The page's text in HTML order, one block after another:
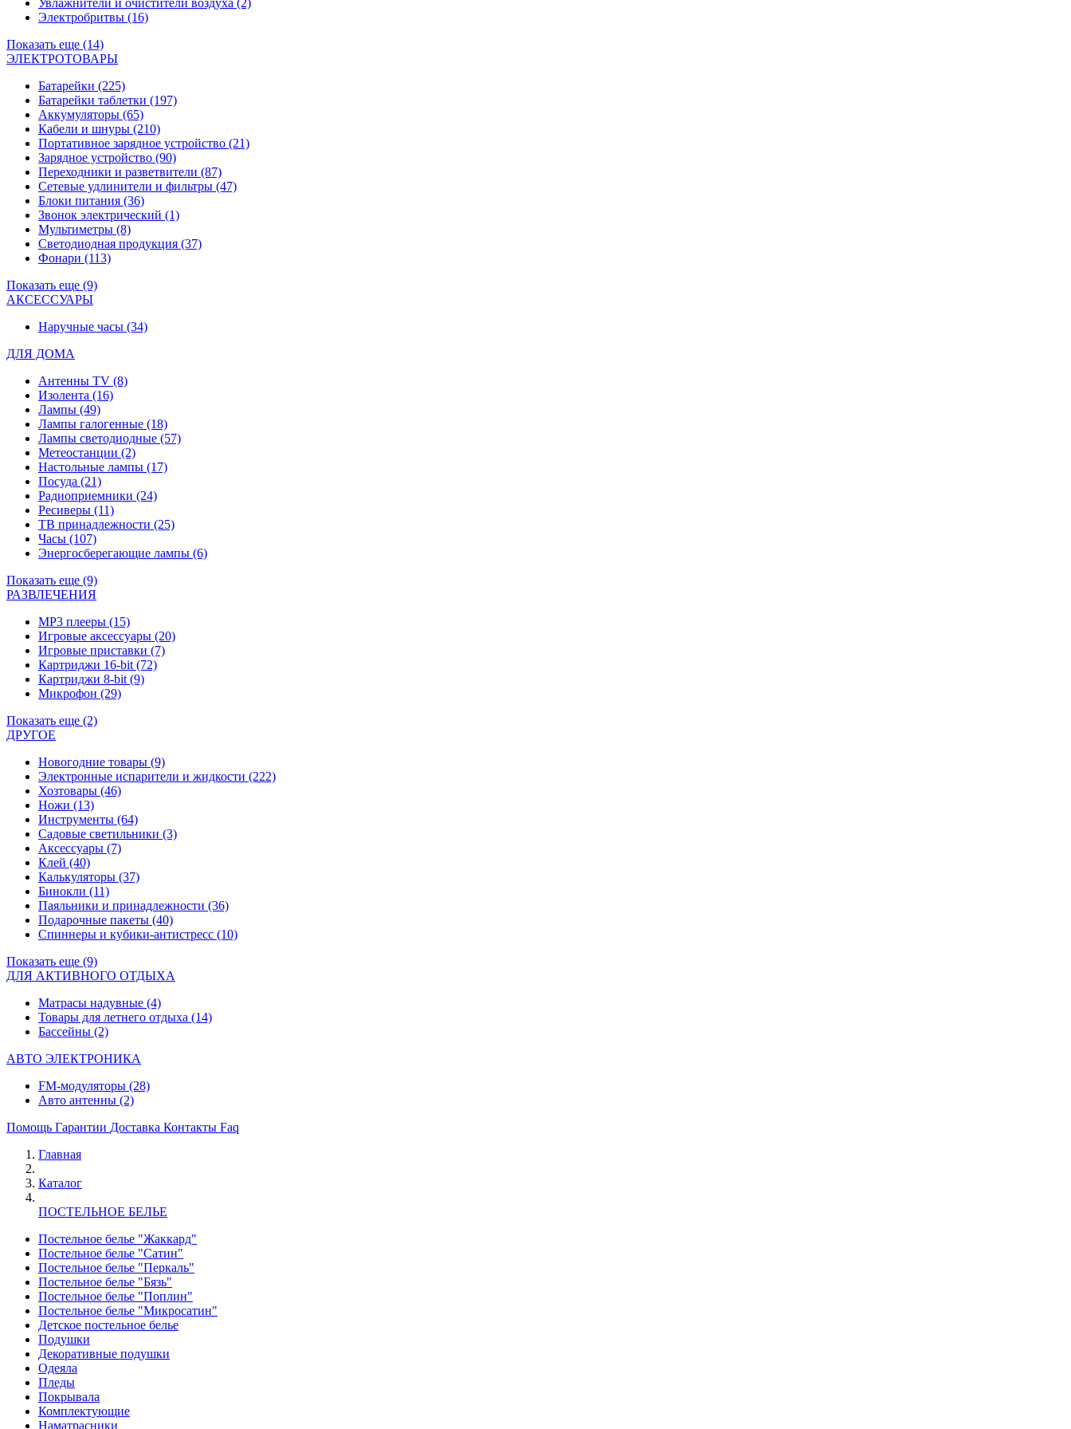
Увлажнители и очистители воздуха (2)
Электробритвы (16)
Показать еще (14)
ЭЛЕКТРОТОВАРЫ
Батарейки (225)
Батарейки таблетки (197)
Аккумуляторы (65)
Кабели и шнуры (210)
Портативное зарядное устройство (21)
Зарядное устройство (90)
Переходники и разветвители (87)
Сетевые удлинители и фильтры (47)
Блоки питания (36)
Звонок электрический (1)
Мультиметры (8)
Светодиодная продукция (37)
Фонари (113)
Показать еще (9)
АКСЕССУАРЫ
Наручные часы (34)
ДЛЯ ДОМА
Антенны TV (8)
Изолента (16)
Лампы (49)
Лампы галогенные (18)
Лампы светодиодные (57)
Метеостанции (2)
Настольные лампы (17)
Посуда (21)
Радиоприемники (24)
Ресиверы (11)
ТВ принадлежности (25)
Часы (107)
Энергосберегающие лампы (6)
Показать еще (9)
РАЗВЛЕЧЕНИЯ
MP3 плееры (15)
Игровые аксессуары (20)
Игровые приставки (7)
Картриджи 16-bit (72)
Картриджи 8-bit (9)
Микрофон (29)
Показать еще (2)
ДРУГОЕ
Новогодние товары (9)
Электронные испарители и жидкости (222)
Хозтовары (46)
Ножи (13)
Инструменты (64)
Садовые светильники (3)
Аксессуары (7)
Клей (40)
Калькуляторы (37)
Бинокли (11)
Паяльники и принадлежности (36)
Подарочные пакеты (40)
Спиннеры и кубики-антистресс (10)
Показать еще (9)
ДЛЯ АКТИВНОГО ОТДЫХА
Матрасы надувные (4)
Товары для летнего отдыха (14)
Бассейны (2)
АВТО ЭЛЕКТРОНИКА
FM-модуляторы (28)
Авто антенны (2)
Помощь Гарантии Доставка Контакты Faq
Главная
Каталог
ПОСТЕЛЬНОЕ БЕЛЬЕ
Постельное белье "Жаккард"
Постельное белье "Сатин"
Постельное белье "Перкаль"
Постельное белье "Бязь"
Постельное белье "Поплин"
Постельное белье "Микросатин"
Детское постельное белье
Подушки
Декоративные подушки
Одеяла
Пледы
Покрывала
Комплектующие
Наматрасники